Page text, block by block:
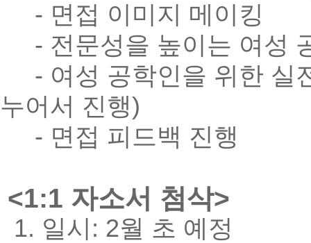
- 면접 이미지 메이킹
- 전문성을 높이는 여성
- 여성 공학인을 위한 실
누어서 진행)
- 면접 피드백 진행
<1:1 자소서 첨삭>
1. 일시: 2월 초 예정